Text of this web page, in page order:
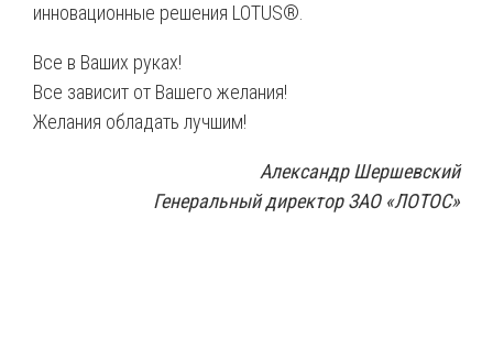
инновационные решения LOTUS®.
Все в Ваших руках!
Все зависит от Вашего желания!
Желания обладать лучшим!
Александр Шершевский
Генеральный директор ЗАО «ЛОТОС»